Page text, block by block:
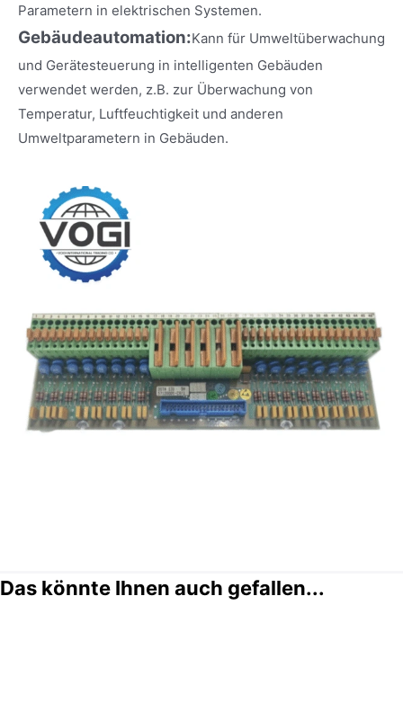
Parametern in elektrischen Systemen.
Gebäudeautomation:Kann für Umweltüberwachung
und Gerätesteuerung in intelligenten Gebäuden
verwendet werden, z.B. zur Überwachung von
Temperatur, Luftfeuchtigkeit und anderen
Umweltparametern in Gebäuden.
Das könnte Ihnen auch gefallen...